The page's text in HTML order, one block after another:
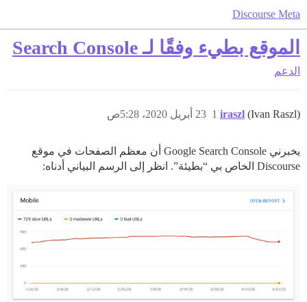
Discourse Meta
الموقع بطيء وفقًا لـ Search Console
الدعم
iraszl (Ivan Raszl) 23 أبريل 2020، 5:28ص 1
يخبرني Google Search Console أن معظم الصفحات في موقع
Discourse الخاص بي “بطيئة”. انظر إلى الرسم البياني أدناه: